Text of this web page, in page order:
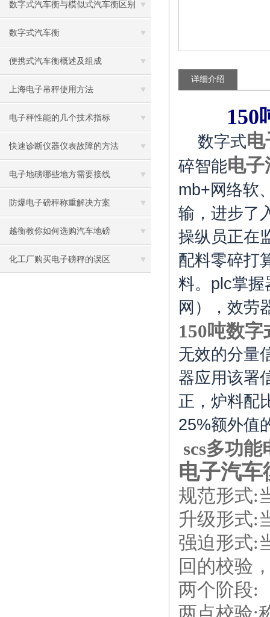
数字式汽车衡与模似式汽车衡区别
数字式汽车衡
便携式汽车衡概述及组成
上海电子吊秤使用方法
电子秤性能的几个技术指标
快速诊断仪器仪表故障的方法
电子地磅哪些地方需要接线
防爆电子磅秤称重解决方案
越衡教你如何选购汽车地磅
化工厂购买电子磅秤的误区
详细介绍
150
数字式
碎智能电子
mb+网络软
输，进步了
操纵员正在
配料零碎打
料。plc掌握
网），效劳
150吨数
无效的分量
器应用该署
正，炉料配
25%额外值
scs多功
电子汽车
规范形式:
升级形式:
强迫形式:
回的校验
两个阶段: